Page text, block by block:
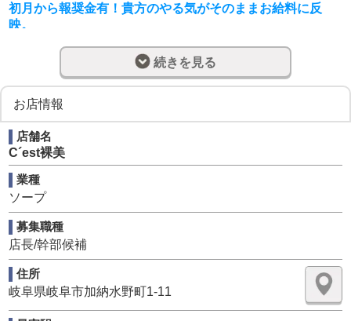
初月から報奨金有！貴方のやる気がそのままお給料に反
映。
【必要なのは普通運転免許とやる気のみ】
スタッフ全員に営業成績に応じて報奨金あります。
当店はスタッフ同士、協力し、お互いを高め合い
全員で昇給を目指すシステムです。
店舗の売上が上がれば、みんなが昇給できる「Win-Win」
な関係で成り立っています。
スタッフの頑張りが報奨金として返ってきます！！
この業界で働いてみたい！沢山稼ぎたい！将来経営者を目
指したい！
当社では、そんな方々の応募を待っています。
【仕事内容】
・女の子の出勤管理
・キャストの面接
・イベントの企画提案
・売上 予算の管理
・広告全般の打ち合わせ
続きを見る
お店情報
店舗名
C´est裸美
業種
ソープ
募集職種
店長/幹部候補
住所
岐阜県岐阜市加納水野町1-11